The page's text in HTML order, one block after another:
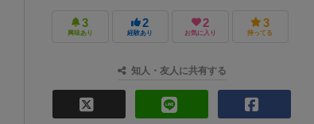
3
興味あり
2
経験あり
2
お気に入り
3
持ってる
知人・友人に共有する